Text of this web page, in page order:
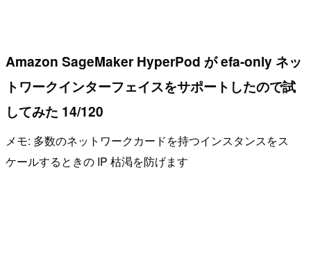
Amazon SageMaker HyperPod が efa-only ネッ
トワークインターフェイスをサポートしたので試
してみた 14/120
メモ: 多数のネットワークカードを持つインスタンスをス
ケールするときの IP 枯渇を防げます